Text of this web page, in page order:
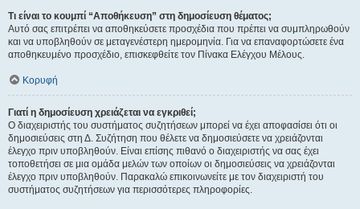
Τι είναι το κουμπί “Αποθήκευση” στη δημοσίευση θέματος;
Αυτό σας επιτρέπει να αποθηκεύσετε προσχέδια που πρέπει να συμπληρωθούν
και να υποβληθούν σε μεταγενέστερη ημερομηνία. Για να επαναφορτώσετε ένα
αποθηκευμένο προσχέδιο, επισκεφθείτε τον Πίνακα Ελέγχου Μέλους.
Κορυφή
Γιατί η δημοσίευση χρειάζεται να εγκριθεί;
Ο διαχειριστής του συστήματος συζητήσεων μπορεί να έχει αποφασίσει ότι οι
δημοσιεύσεις στη Δ. Συζήτηση που θέλετε να δημοσιεύσετε να χρειάζονται
έλεγχο πριν υποβληθούν. Είναι επίσης πιθανό ο διαχειριστής να σας έχει
τοποθετήσει σε μια ομάδα μελών των οποίων οι δημοσιεύσεις να χρειάζονται
έλεγχο πριν υποβληθούν. Παρακαλώ επικοινωνείτε με τον διαχειριστή του
συστήματος συζητήσεων για περισσότερες πληροφορίες.